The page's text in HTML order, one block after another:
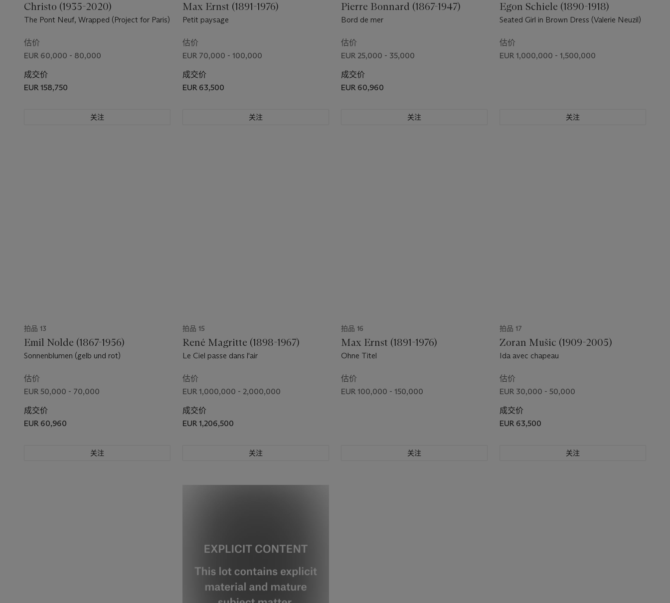
Christo (1935-2020)
The Pont Neuf, Wrapped (Project for Paris)
估价
EUR 60,000 - 80,000
成交价
EUR 158,750
关注
Max Ernst (1891-1976)
Petit paysage
估价
EUR 70,000 - 100,000
成交价
EUR 63,500
关注
Pierre Bonnard (1867-1947)
Bord de mer
估价
EUR 25,000 - 35,000
成交价
EUR 60,960
关注
Egon Schiele (1890-1918)
Seated Girl in Brown Dress (Valerie Neuzil)
估价
EUR 1,000,000 - 1,500,000
关注
拍品 13
Emil Nolde (1867-1956)
Sonnenblumen (gelb und rot)
估价
EUR 50,000 - 70,000
成交价
EUR 60,960
关注
拍品 15
René Magritte (1898-1967)
Le Ciel passe dans l'air
估价
EUR 1,000,000 - 2,000,000
成交价
EUR 1,206,500
关注
拍品 16
Max Ernst (1891-1976)
Ohne Titel
估价
EUR 100,000 - 150,000
关注
拍品 17
Zoran Mušic (1909-2005)
Ida avec chapeau
估价
EUR 30,000 - 50,000
成交价
EUR 63,500
关注